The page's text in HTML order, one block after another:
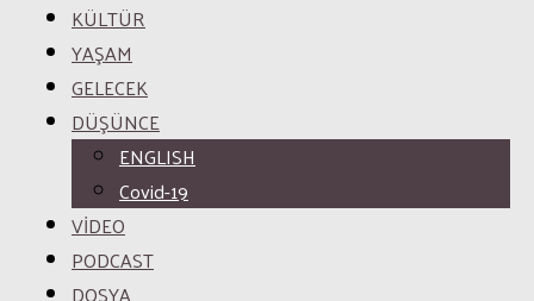
KÜLTÜR
YAŞAM
GELECEK
DÜŞÜNCE
ENGLISH
Covid-19
VİDEO
PODCAST